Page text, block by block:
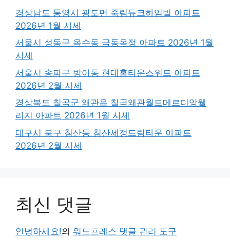
경상남도 통영시 광도면 죽림듀크하임빌 아파트
2026년 1월 시세
서울시 성동구 옥수동 극동옥정 아파트 2026년 1월
시세
서울시 송파구 방이동 현대홈타운스위트 아파트
2026년 2월 시세
경상북도 칠곡군 왜관읍 칠곡왜관월드메르디앙웰
리지 아파트 2026년 1월 시세
대구시 북구 침산동 침산세정드림타운 아파트
2026년 2월 시세
최신 댓글
안녕하세요!의 워드프레스 댓글 관리 도구